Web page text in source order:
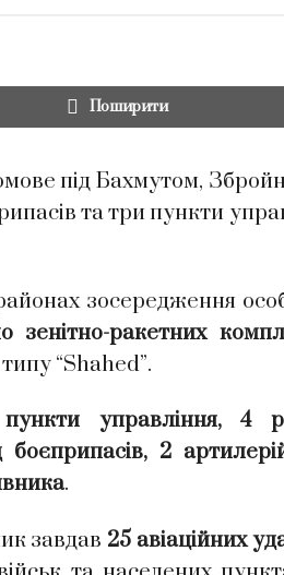
Поширити
під Бахмутом,
та три пункти
зосередження
ракетних
“Shahed”.
управління, 4
2
.
завдав 25 авіаційних